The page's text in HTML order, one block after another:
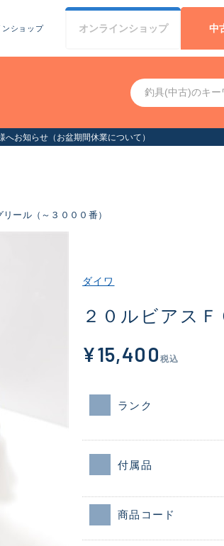
ショップ オンラインショップ 中
へお知らせ（お盆期間休業について）
ール（～３０００番）
ダイワ
２０ルビアス
¥15,400 税込
ランク
付属品
商品コード